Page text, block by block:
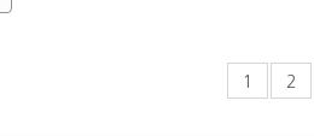
1 2